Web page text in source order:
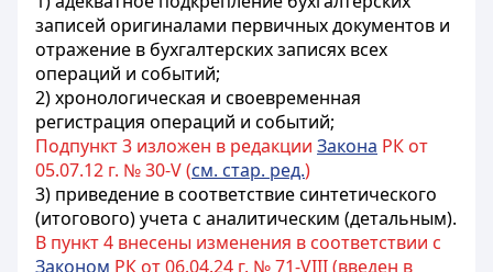
записей оригиналами первичных документов и
отражение в бухгалтерских записях всех
операций и событий;
2) хронологическая и своевременная
регистрация операций и событий;
Подпункт 3 изложен в редакции Закона РК от
05.07.12 г. № 30-V (см. стар. ред.)
3) приведение в соответствие синтетического
(итогового) учета с аналитическим (детальным).
В пункт 4 внесены изменения в соответствии с
Законом РК от 06.04.24 г. № 71-VIII (введен в